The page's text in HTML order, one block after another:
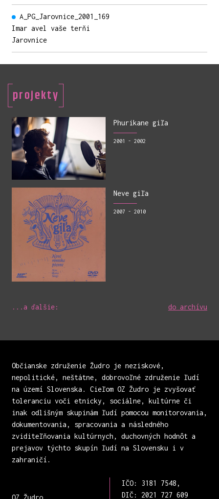
A_PG_Jarovnice_2001_169
Imar avel vaše terňi
Jarovnice
projekty
Phurikane giľa
2001 - 2002
Neve giľa
2007 - 2010
...a ďalšie: do archívu
Občianske združenie Žudro je neziskové,
nepolitické, neštátne, dobrovoľné združenie ľudí
na území Slovenska. Cieľom OZ Žudro je zvyšovať
toleranciu voči etnicky, sociálne, kultúrne či
inak odlišným skupinám ľudí pomocou monitorovania,
dokumentovania, spracovania a následného
zviditeľňovania kultúrnych, duchovných hodnôt a
prejavov týchto skupín ľudí na Slovensku i v
zahraničí.
OZ Žudro
IČO: 3181 7548,
DIČ: 2021 727 609